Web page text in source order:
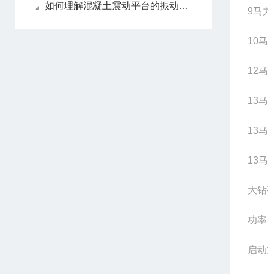
如何理解混凝土震动平台的振动器选择原则
9马
10
12
13
13
13
大
功
启